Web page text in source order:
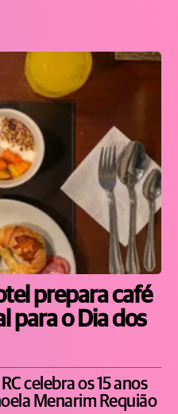
prepara café
para o Dia dos
celebra os 15 anos
Menarim Requião